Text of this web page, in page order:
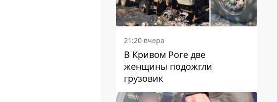
21:20 вчера
В Кривом Роге две
женщины подожгли
грузовик